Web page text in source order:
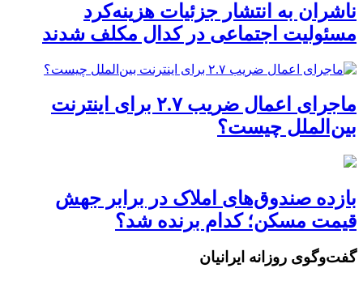
ناشران به انتشار جزئیات هزینه‌کرد
مسئولیت اجتماعی در کدال مکلف شدند
ماجرای اعمال ضریب ۲.۷ برای اینترنت
بین‌الملل چیست؟
بازده صندوق‌های املاک در برابر جهش
قیمت مسکن؛ کدام برنده شد؟
گفت‌وگوی روزانه ایرانیان